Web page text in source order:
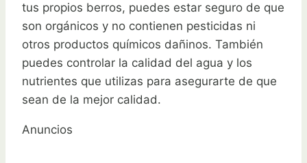
tus propios berros, puedes estar seguro de que
son orgánicos y no contienen pesticidas ni
otros productos químicos dañinos. También
puedes controlar la calidad del agua y los
nutrientes que utilizas para asegurarte de que
sean de la mejor calidad.
Anuncios